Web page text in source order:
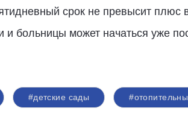
срок не превысит плюс
больницы может начаться уже
#детские сады